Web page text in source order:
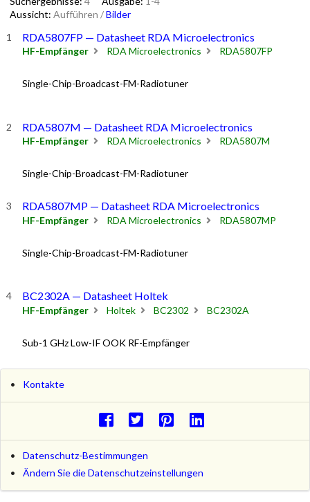
Aussicht: Aufführen /Bilder
RDA5807FP — Datasheet RDA Microelectronics
HF-Empfänger RDA Microelectronics RDA5807FP
Single-Chip-Broadcast-FM-Radiotuner
RDA5807M — Datasheet RDA Microelectronics
HF-Empfänger RDA Microelectronics RDA5807M
Single-Chip-Broadcast-FM-Radiotuner
RDA5807MP — Datasheet RDA Microelectronics
HF-Empfänger RDA Microelectronics RDA5807MP
Single-Chip-Broadcast-FM-Radiotuner
BC2302A — Datasheet Holtek
HF-Empfänger Holtek BC2302 BC2302A
Sub-1 GHz Low-IF OOK RF-Empfänger
Kontakte
Datenschutz-Bestimmungen
Ändern Sie die Datenschutzeinstellungen